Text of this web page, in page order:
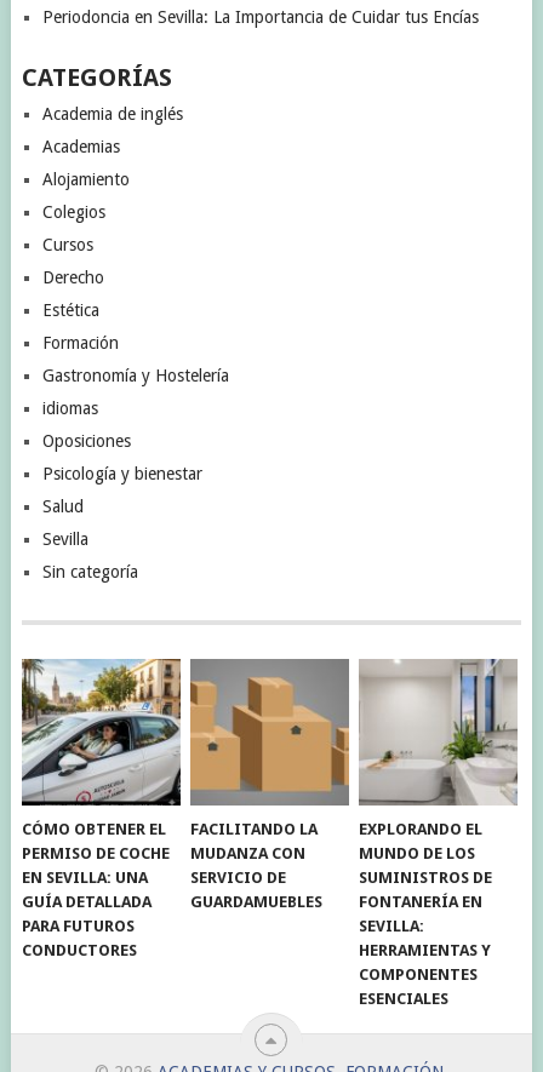
Periodoncia en Sevilla: La Importancia de Cuidar tus Encías
CATEGORÍAS
Academia de inglés
Academias
Alojamiento
Colegios
Cursos
Derecho
Estética
Formación
Gastronomía y Hostelería
idiomas
Oposiciones
Psicología y bienestar
Salud
Sevilla
Sin categoría
CÓMO OBTENER EL
PERMISO DE COCHE
EN SEVILLA: UNA
GUÍA DETALLADA
PARA FUTUROS
CONDUCTORES
FACILITANDO LA
MUDANZA CON
SERVICIO DE
GUARDAMUEBLES
EXPLORANDO EL
MUNDO DE LOS
SUMINISTROS DE
FONTANERÍA EN
SEVILLA:
HERRAMIENTAS Y
COMPONENTES
ESENCIALES